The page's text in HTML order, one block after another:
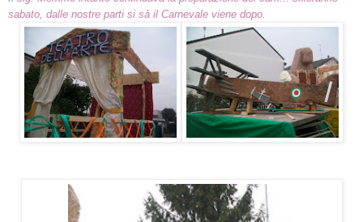
sabato, dalle nostre parti si sà il Carnevale viene dopo.